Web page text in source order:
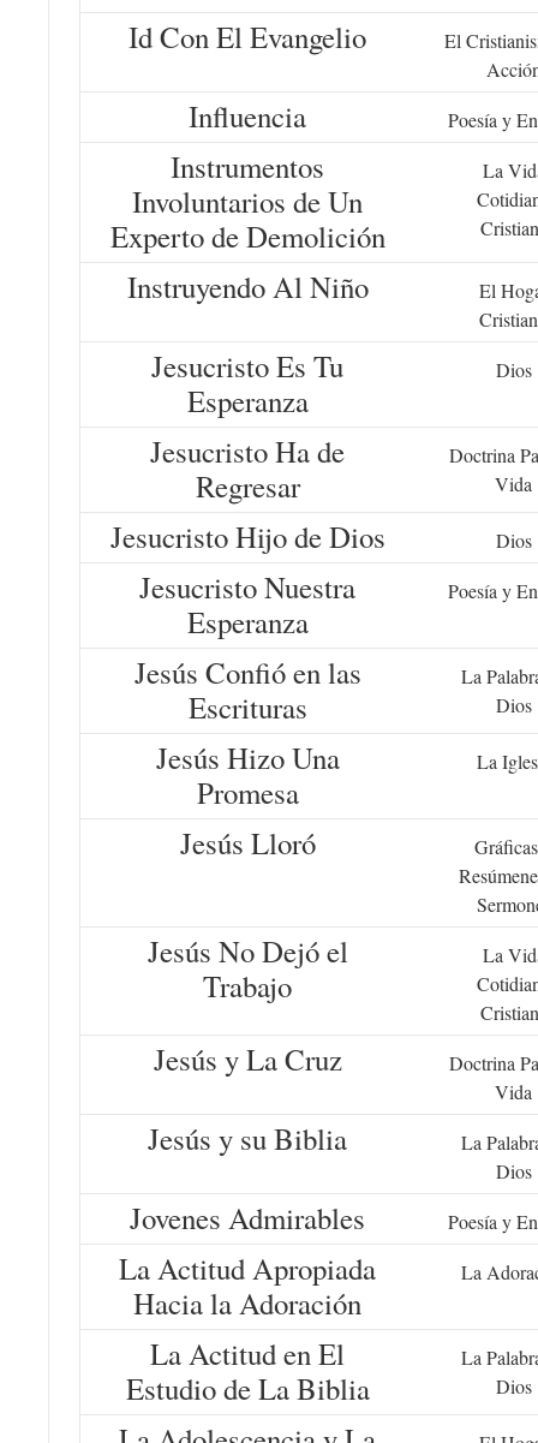
Id Con El Evangelio
El
Influencia Poesía y
Instrumentos
Involuntarios de Un
Experto de Demolición
La
Instruyendo Al Niño
El
Jesucristo Es Tu
Esperanza
Dios
Jesucristo Ha de
Regresar
Doctrina
Vida
Jesucristo Hijo de Dios Dios
Jesucristo Nuestra
Esperanza
Poesía y
Jesús Confió en las
Escrituras
La
Dios
Jesús Hizo Una
Promesa
La
Jesús Lloró
Jesús No Dejó el
Trabajo
La
Jesús y La Cruz
Doctrina
Vida
Jesús y su Biblia
La
Dios
Jovenes Admirables Poesía y
La Actitud Apropiada
Hacia la Adoración
La
La Actitud en El
Estudio de La Biblia
La
Dios